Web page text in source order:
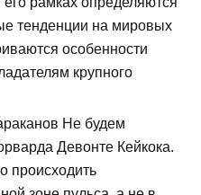
тенденции на мировых
особенности
крупного
Не будем
Девонте Кейкока.
происходить